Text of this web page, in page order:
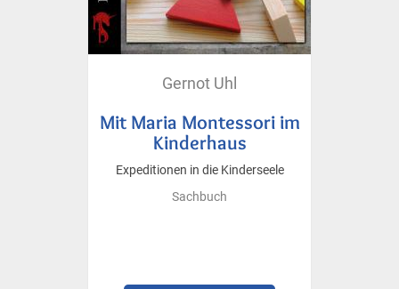
Gernot Uhl
Mit Maria Montessori im
Kinderhaus
Expeditionen in die Kinderseele
Sachbuch